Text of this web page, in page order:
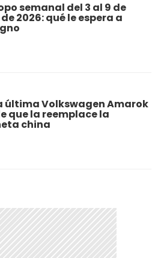
semanal del 3 al 9 de
2026: qué le espera a
última Volkswagen Amarok
que la reemplace la
china